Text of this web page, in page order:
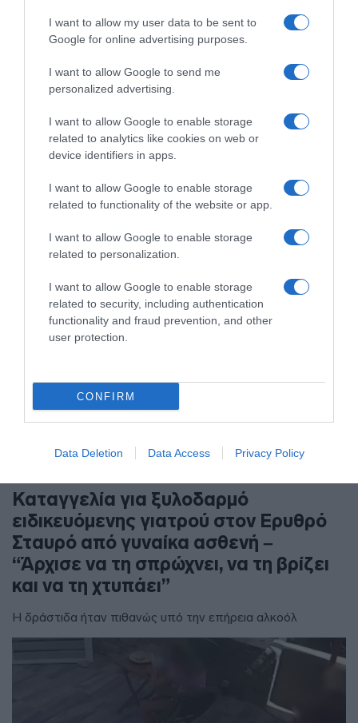
I want to allow my user data to be sent to
Google for online advertising purposes.
I want to allow Google to send me
personalized advertising.
I want to allow Google to enable storage
related to analytics like cookies on web or
device identifiers in apps.
I want to allow Google to enable storage
related to functionality of the website or app.
I want to allow Google to enable storage
related to personalization.
I want to allow Google to enable storage
related to security, including authentication
functionality and fraud prevention, and other
user protection.
CONFIRM
Data Deletion Data Access Privacy Policy
Παλαιό Φάληρο: Συνελήφθη 49χρονος
οργάνωσης του “Έντικ” –
Κατηγορείται για εκβιασμούς και
ξυλοδαρμούς επιχειρηματιών
Ο άνδρας είχε διαφύγει στο εξωτερικό κι επέστρεψε στην
Καταγγελία για ξυλοδαρμό
ειδικευόμενης γιατρού στον Ερυθρό
Σταυρό από γυναίκα ασθενή –
“Άρχισε να τη σπρώχνει, να τη βρίζει
και να τη χτυπάει”
Η δράστιδα ήταν πιθανώς υπό την επήρεια αλκοόλ